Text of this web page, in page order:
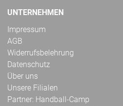
UNTERNEHMEN
Impressum
AGB
Widerrufsbelehrung
Datenschutz
Über uns
Unsere Filialen
Partner: Handball-Camp